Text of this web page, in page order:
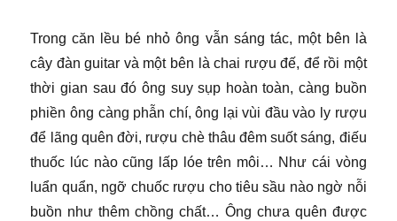
Trong căn lều bé nhỏ ông vẫn sáng tác, một bên là
cây đàn guitar và một bên là chai rượu đế, để rồi một
thời gian sau đó ông suy sụp hoàn toàn, càng buồn
phiền ông càng phẫn chí, ông lại vùi đầu vào ly rượu
để lãng quên đời, rượu chè thâu đêm suốt sáng, điếu
thuốc lúc nào cũng lấp lóe trên môi… Như cái vòng
luẩn quẩn, ngỡ chuốc rượu cho tiêu sầu nào ngờ nỗi
buồn như thêm chồng chất… Ông chưa quên được